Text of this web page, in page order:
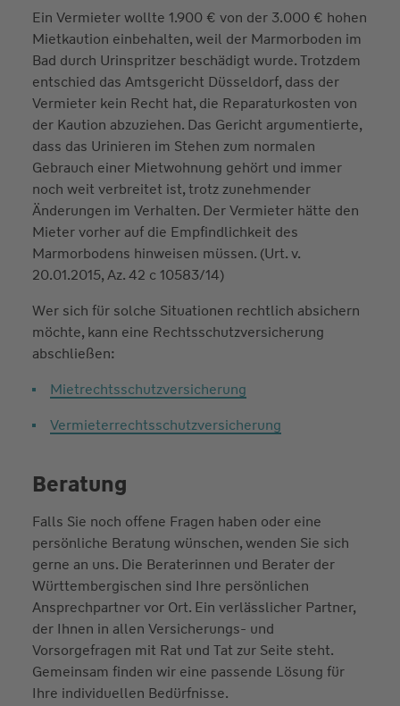
Ein Vermieter wollte 1.900 € von der 3.000 € hohen
Mietkaution einbehalten, weil der Marmorboden im
Bad durch Urinspritzer beschädigt wurde. Trotzdem
entschied das Amtsgericht Düsseldorf, dass der
Vermieter kein Recht hat, die Reparaturkosten von
der Kaution abzuziehen. Das Gericht argumentierte,
dass das Urinieren im Stehen zum normalen
Gebrauch einer Mietwohnung gehört und immer
noch weit verbreitet ist, trotz zunehmender
Änderungen im Verhalten. Der Vermieter hätte den
Mieter vorher auf die Empfindlichkeit des
Marmorbodens hinweisen müssen. (Urt. v.
20.01.2015, Az. 42 c 10583/14)
Wer sich für solche Situationen rechtlich absichern
möchte, kann eine Rechtsschutzversicherung
abschließen:
Mietrechtsschutzversicherung
Vermieterrechtsschutzversicherung
Beratung
Falls Sie noch offene Fragen haben oder eine
persönliche Beratung wünschen, wenden Sie sich
gerne an uns. Die Beraterinnen und Berater der
Württembergischen sind Ihre persönlichen
Ansprechpartner vor Ort. Ein verlässlicher Partner,
der Ihnen in allen Versicherungs- und
Vorsorgefragen mit Rat und Tat zur Seite steht.
Gemeinsam finden wir eine passende Lösung für
Ihre individuellen Bedürfnisse.